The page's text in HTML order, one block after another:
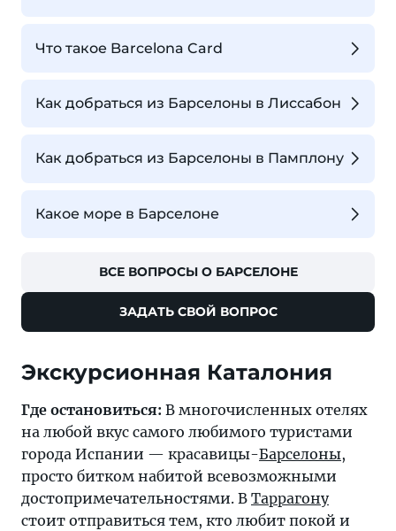
Что такое Barcelona Card
Как добраться из Барселоны в Лиссабон
Как добраться из Барселоны в Памплону
Какое море в Барселоне
ВСЕ ВОПРОСЫ О БАРСЕЛОНЕ
ЗАДАТЬ СВОЙ ВОПРОС
Экскурсионная Каталония
Где остановиться: В многочисленных отелях
на любой вкус самого любимого туристами
города Испании — красавицы-Барселоны,
просто битком набитой всевозможными
достопримечательностями. В Таррагону
стоит отправиться тем, кто любит покой и